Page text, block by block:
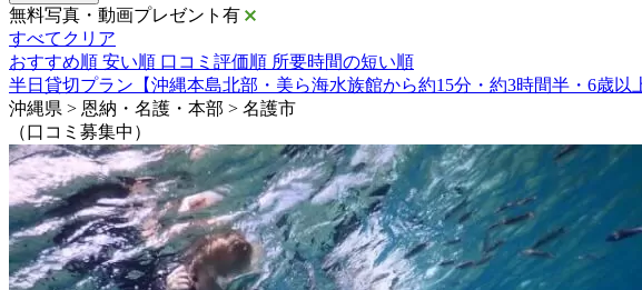
無料写真・動画プレゼント有
すべてクリア
おすすめ順 安い順 口コミ評価順 所要時間の短い順
半日貸切プラン【沖縄本島北部・美ら海水族館から約15分・約3時間半・6歳以
沖縄県 > 恩納・名護・本部 > 名護市
（口コミ募集中）